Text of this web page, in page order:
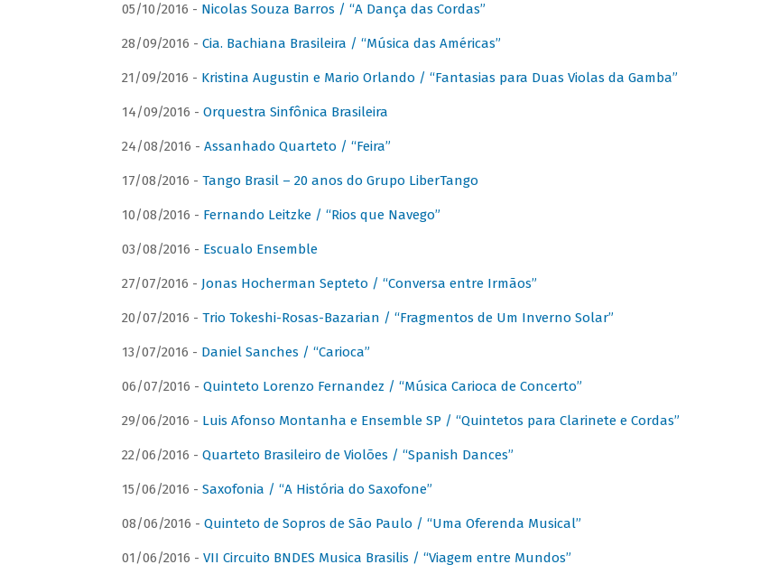
05/10/2016 - Nicolas Souza Barros / “A Dança das Cordas”
28/09/2016 - Cia. Bachiana Brasileira / “Música das Américas”
21/09/2016 - Kristina Augustin e Mario Orlando / “Fantasias para Duas Violas da Gamba”
14/09/2016 - Orquestra Sinfônica Brasileira
24/08/2016 - Assanhado Quarteto / “Feira”
17/08/2016 - Tango Brasil – 20 anos do Grupo LiberTango
10/08/2016 - Fernando Leitzke / “Rios que Navego”
03/08/2016 - Escualo Ensemble
27/07/2016 - Jonas Hocherman Septeto / “Conversa entre Irmãos”
20/07/2016 - Trio Tokeshi-Rosas-Bazarian / “Fragmentos de Um Inverno Solar”
13/07/2016 - Daniel Sanches / “Carioca”
06/07/2016 - Quinteto Lorenzo Fernandez / “Música Carioca de Concerto”
29/06/2016 - Luis Afonso Montanha e Ensemble SP / “Quintetos para Clarinete e Cordas”
22/06/2016 - Quarteto Brasileiro de Violões / “Spanish Dances”
15/06/2016 - Saxofonia / “A História do Saxofone”
08/06/2016 - Quinteto de Sopros de São Paulo / “Uma Oferenda Musical”
01/06/2016 - VII Circuito BNDES Musica Brasilis / “Viagem entre Mundos”